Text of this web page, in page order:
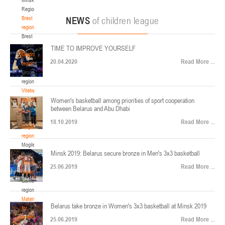
Region
Brest
region
Brest
region
Grodno
region
Grodno
region
Vitebsk
region
Vitebsk
region
Mogilev
region
Mogilev
region
Gomel
region
Gomel
region
Materials
for
coaches
ул. Ленинградская, 4
Минск
Финал четырех – юноши 2014-2015 гг.р., Дивизион 2, 22-24 апреля 2026 г., г.
Минск, ул. Стадионная, 3
U-12, девушки
V тур – девушки 2014-2015 гг.р., Дивизион 1, 17-19 апреля 2026 г., г. Гомель,
ул. Б.Хмельницкого, 118а
Минск
Финал 4-х – девушки 2010-2011 гг.р., Дивизион 2, 14-16 апреля 2026 г., г.
Минск, ул. Стадионная, 3
NEWS of children league
TIME TO IMPROVE YOURSELF
20.04.2020 Read More ...
Women's basketball among priorities of sport cooperation
between Belarus and Abu Dhabi
18.10.2019 Read More ...
Minsk 2019: Belarus secure bronze in Men's 3x3 basketball
25.06.2019 Read More ...
Belarus take bronze in Women's 3x3 basketball at Minsk 2019
25.06.2019 Read More ...